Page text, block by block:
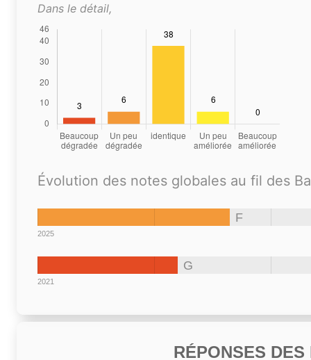
Dans le détail,
Évolution des notes globales au fil des
F
2025
G
2021
RÉPONSES